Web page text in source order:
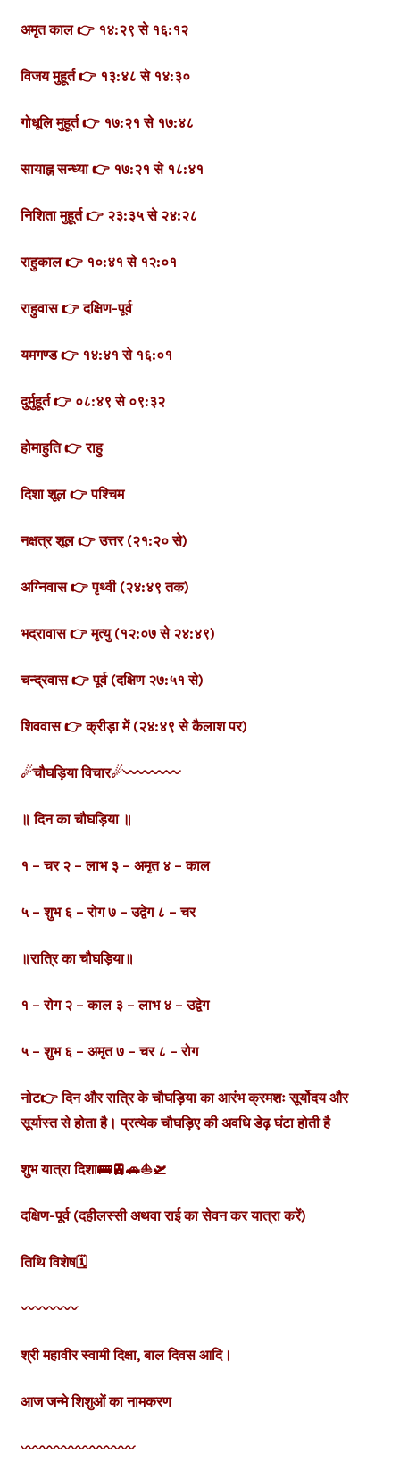
अमृत काल 👉 १४:२९ से १६:१२
विजय मुहूर्त 👉 १३:४८ से १४:३०
गोधूलि मुहूर्त 👉 १७:२१ से १७:४८
सायाह्न सन्ध्या 👉 १७:२१ से १८:४१
निशिता मुहूर्त 👉 २३:३५ से २४:२८
राहुकाल 👉 १०:४१ से १२:०१
राहुवास 👉 दक्षिण-पूर्व
यमगण्ड 👉 १४:४१ से १६:०१
दुर्मुहूर्त 👉 ०८:४९ से ०९:३२
होमाहुति 👉 राहु
दिशा शूल 👉 पश्चिम
नक्षत्र शूल 👉 उत्तर (२१:२० से)
अग्निवास 👉 पृथ्वी (२४:४९ तक)
भद्रावास 👉 मृत्यु (१२:०७ से २४:४९)
चन्द्रवास 👉 पूर्व (दक्षिण २७:५१ से)
शिववास 👉 क्रीड़ा में (२४:४९ से कैलाश पर)
☄चौघड़िया विचार☄〰️〰️〰️〰️
॥ दिन का चौघड़िया ॥
१ – चर २ – लाभ ३ – अमृत ४ – काल
५ – शुभ ६ – रोग७ – उद्वेग ८ – चर
॥रात्रि का चौघड़िया॥
१ – रोग २ – काल ३ – लाभ ४ – उद्वेग
५ – शुभ ६ – अमृत७ – चर ८ – रोग
नोट👉 दिन और रात्रि के चौघड़िया का आरंभ क्रमशः सूर्योदय और
सूर्यास्त से होता है। प्रत्येक चौघड़िए की अवधि डेढ़ घंटा होती है
शुभ यात्रा दिशा🚌🚈🚗⛵🛫
दक्षिण-पूर्व (दहीलस्सी अथवा राई का सेवन कर यात्रा करें)
तिथि विशेष🗓
〰️〰️〰️〰️
श्री महावीर स्वामी दिक्षा, बाल दिवस आदि।
आज जन्मे शिशुओं का नामकरण
〰️〰️〰️〰️〰️〰️〰️〰️